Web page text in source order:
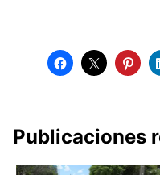
Publicaciones